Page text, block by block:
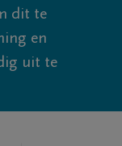
dit te
en
uit te